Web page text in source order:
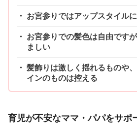
お宮参りではアップスタイル
お宮参りでの髪色は自由です
ましい
髪飾りは激しく揺れるものや
インのものは控える
育児が不安なママ・パパをサポ